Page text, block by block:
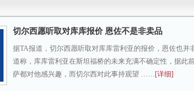
切尔西愿听取对库库报价 恩佐不是非卖品
据TA报道，切尔西愿听取对库库雷利亚的报价，恩佐也并
道称，库库雷利亚在斯坦福桥的未来充满不确定性，据此
萨都对他感兴趣，而切尔西对此事持观望 ……[详细]